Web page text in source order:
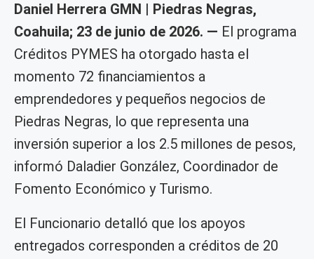
Daniel Herrera GMN | Piedras Negras,
Coahuila; 23 de junio de 2026. — El programa
Créditos PYMES ha otorgado hasta el
momento 72 financiamientos a
emprendedores y pequeños negocios de
Piedras Negras, lo que representa una
inversión superior a los 2.5 millones de pesos,
informó Daladier González, Coordinador de
Fomento Económico y Turismo.
El Funcionario detalló que los apoyos
entregados corresponden a créditos de 20